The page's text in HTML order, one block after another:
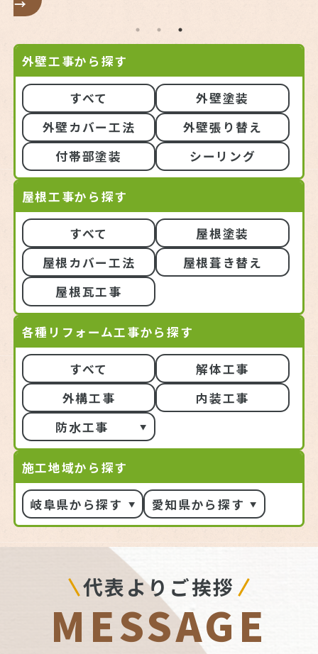
外壁工事から探す
すべて
外壁塗装
外壁カバー工法
外壁張り替え
付帯部塗装
シーリング
屋根工事から探す
すべて
屋根塗装
屋根カバー工法
屋根葺き替え
屋根瓦工事
各種リフォーム工事から探す
すべて
解体工事
外構工事
内装工事
防水工事
施工地域から探す
岐阜県から探す 愛知県から探す
代表よりご挨拶
MESSAGE